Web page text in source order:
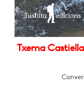
Txema